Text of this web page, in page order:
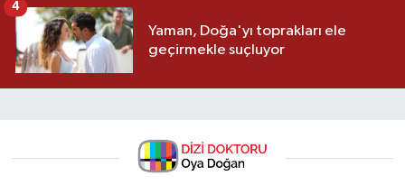
Yaman, Doğa'yı toprakları ele
geçirmekle suçluyor
4